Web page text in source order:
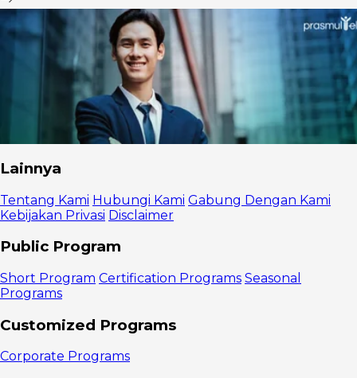
Lainnya
Tentang Kami Hubungi Kami Gabung Dengan Kami
Kebijakan Privasi Disclaimer
Public Program
Short Program Certification Programs Seasonal
Programs
Customized Programs
Corporate Programs